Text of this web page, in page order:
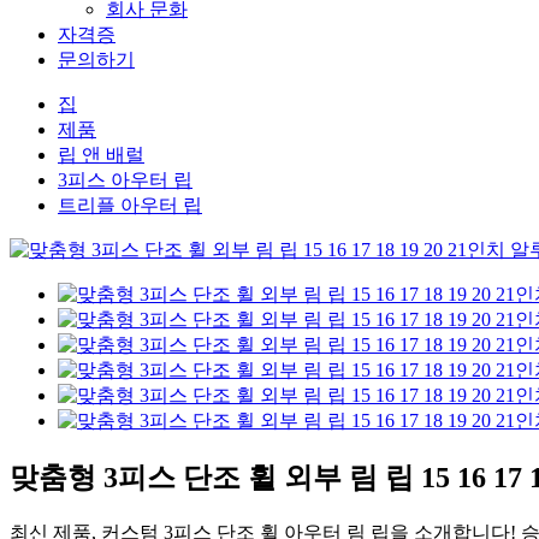
회사 문화
자격증
문의하기
집
제품
립 앤 배럴
3피스 아우터 립
트리플 아우터 립
맞춤형 3피스 단조 휠 외부 림 립 15 16 17
최신 제품, 커스텀 3피스 단조 휠 아우터 림 립을 소개합니다!